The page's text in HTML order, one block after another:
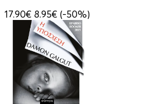
17.90€ 8.95€ (-50%)